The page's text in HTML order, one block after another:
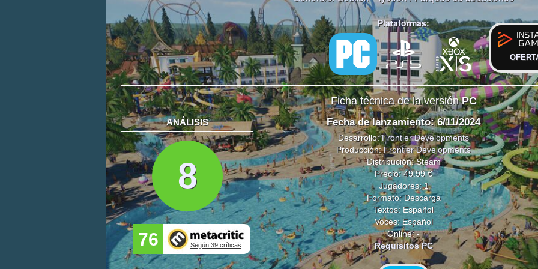
Plataformas:
Ficha técnica de la versiónPC
ANÁLISIS
8
76 Según 39 críticas
Fecha de lanzamiento: 6/11/2024
Desarrollo:Frontier Developments
Producción:Frontier Developments
Distribución: Steam
Precio: 49.99 €
Jugadores: 1
Formato: Descarga
Textos: Español
Voces: Español
Online: -
Requisitos PC